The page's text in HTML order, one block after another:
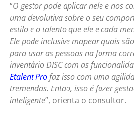
“O gestor pode aplicar nele e nos
uma devolutiva sobre o seu
estilo e o talento que ele e cada
Ele pode inclusive mapear quais
para usar as pessoas na forma
inventário DISC com as
Etalent Profaz isso com uma
tremendas. Então, isso é fazer
inteligente”, orienta o consultor.